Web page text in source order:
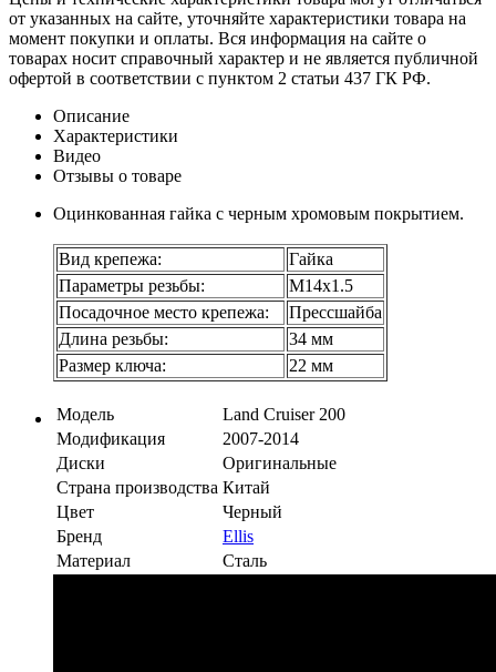
от указанных на сайте, уточняйте характеристики товара на
момент покупки и оплаты. Вся информация на сайте о
товарах носит справочный характер и не является публичной
офертой в соответствии с пунктом 2 статьи 437 ГК РФ.
Описание
Характеристики
Видео
Отзывы о товаре
Оцинкованная гайка с черным хромовым покрытием.
Вид крепежа:
Гайка
Параметры резьбы:
М14х1.5
Посадочное место крепежа:
Прессшайба
Длина резьбы:
34 мм
Размер ключа:
22 мм
Модель
Land Cruiser 200
Модификация
2007-2014
Диски
Оригинальные
Страна производства Китай
Цвет
Черный
Бренд
Ellis
Материал
Сталь